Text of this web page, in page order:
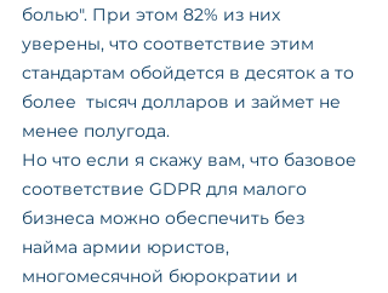
болью". При этом 82% из них
уверены, что соответствие этим
стандартам обойдется в десяток а то
более  тысяч долларов и займет не
менее полугода.
Но что если я скажу вам, что базовое
соответствие GDPR для малого
бизнеса можно обеспечить без
найма армии юристов,
многомесячной бюрократии и